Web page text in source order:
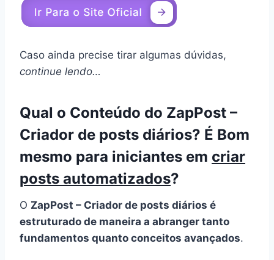
Caso ainda precise tirar algumas dúvidas,
continue lendo…
Qual o Conteúdo do ZapPost –
Criador de posts diários? É Bom
mesmo para iniciantes em criar
posts automatizados?
O ZapPost – Criador de posts diários é
estruturado de maneira a abranger tanto
fundamentos quanto conceitos avançados.